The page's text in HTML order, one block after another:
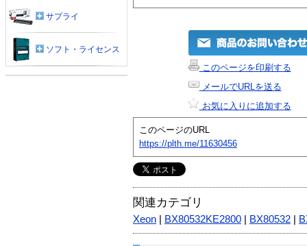
このページを印刷する
メールでURLを送る
お気に入りに追加する
このページのURL
https://plth.me/11630456
関連カテゴリ
Xeon BX80532KE2800 BX80532
サプライ
ソフト・ライセンス